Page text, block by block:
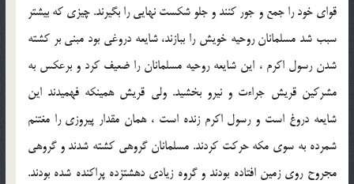
قواي خود را جمع و جور كنند و جلو شكست نهايي را بگيرند. چيزي كه بيشتر
سبب شد مسلمانان روحيه خويش را ببازند، شايعه دروغي بود مبني بر كشته
شدن رسول اكرم ، اين شايعه روحيه مسلمانان را ضعيف كرد و برعكس به
مشركين قريش جراءت و نيرو بخشيد. ولي قريش همينكه فهميدند اين
شايعه دروغ است و رسول اكرم زنده است ، همان مقدار پيروزي را مغتنم
شمرده به سوي مكه حركت كردند. مسلمانان گروهي كشته شدند و گروهي
مجروح روي زمين افتاده بودند و گروه زيادي دهشتزده پراكنده شده بودند.